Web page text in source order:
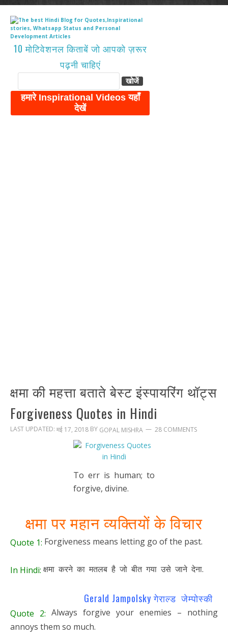
10 मोटिवेशनल किताबें जो आपको ज़रूर
पढ़नी चाहिएं
क्षमा की महत्ता बताते बेस्ट इंस्पायरिंग थॉट्स
Forgiveness Quotes in Hindi
LAST UPDATED: मई 17, 2018 BY GOPAL MISHRA 28 COMMENTS
To err is human; to
forgive, divine.
क्षमा पर महान व्यक्तियों के विचार
Quote 1: Forgiveness means letting go of the past.
In Hindi: क्षमा करने का मतलब है जो बीत गया उसे जाने देना.
Gerald Jampolsky गेराल्ड जेम्पोस्की
Quote 2: Always forgive your enemies – nothing
annoys them so much.